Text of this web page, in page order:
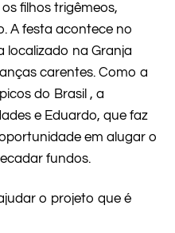
filhos trigêmeos,
A festa acontece no
localizado na Granja
carentes. Como a
do Brasil , a
e Eduardo, que faz
em alugar o
fundos.
o projeto que é